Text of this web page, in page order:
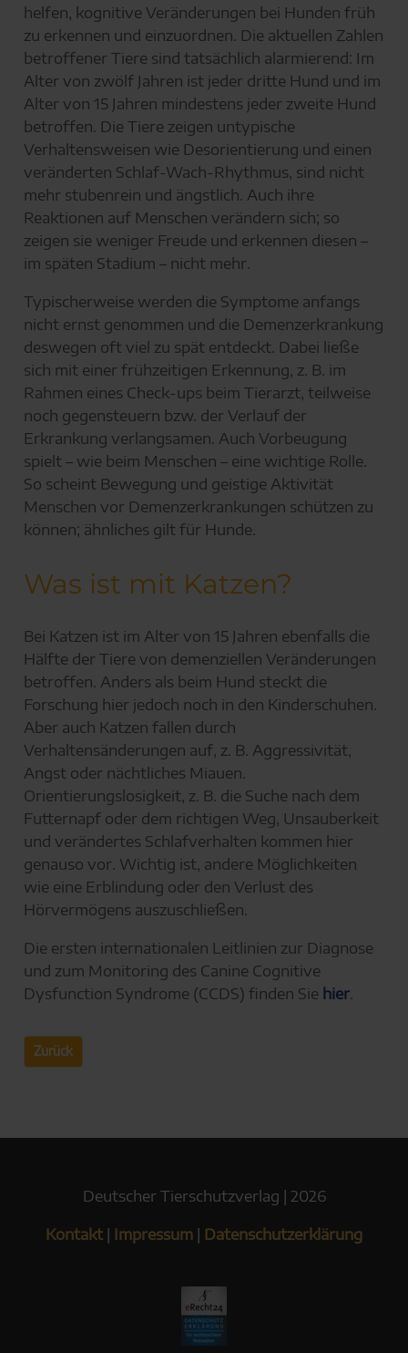
helfen, kognitive Veränderungen bei Hunden früh
zu erkennen und einzuordnen. Die aktuellen Zahlen
betroffener Tiere sind tatsächlich alarmierend: Im
Alter von zwölf Jahren ist jeder dritte Hund und im
Alter von 15 Jahren mindestens jeder zweite Hund
betroffen. Die Tiere zeigen untypische
Verhaltensweisen wie Desorientierung und einen
veränderten Schlaf-Wach-Rhythmus, sind nicht
mehr stubenrein und ängstlich. Auch ihre
Reaktionen auf Menschen verändern sich; so
zeigen sie weniger Freude und erkennen diesen –
im späten Stadium – nicht mehr.
Typischerweise werden die Symptome anfangs
nicht ernst genommen und die Demenzerkrankung
deswegen oft viel zu spät entdeckt. Dabei ließe
sich mit einer frühzeitigen Erkennung, z. B. im
Rahmen eines Check-ups beim Tierarzt, teilweise
noch gegensteuern bzw. der Verlauf der
Erkrankung verlangsamen. Auch Vorbeugung
spielt – wie beim Menschen – eine wichtige Rolle.
So scheint Bewegung und geistige Aktivität
Menschen vor Demenzerkrankungen schützen zu
können; ähnliches gilt für Hunde.
Was ist mit Katzen?
Bei Katzen ist im Alter von 15 Jahren ebenfalls die
Hälfte der Tiere von demenziellen Veränderungen
betroffen. Anders als beim Hund steckt die
Forschung hier jedoch noch in den Kinderschuhen.
Aber auch Katzen fallen durch
Verhaltensänderungen auf, z. B. Aggressivität,
Angst oder nächtliches Miauen.
Orientierungslosigkeit, z. B. die Suche nach dem
Futternapf oder dem richtigen Weg, Unsauberkeit
und verändertes Schlafverhalten kommen hier
genauso vor. Wichtig ist, andere Möglichkeiten
wie eine Erblindung oder den Verlust des
Hörvermögens auszuschließen.
Die ersten internationalen Leitlinien zur Diagnose
und zum Monitoring des Canine Cognitive
Dysfunction Syndrome (CCDS) finden Sie hier.
Zurück
Deutscher Tierschutzverlag | 2026
Kontakt | Impressum | Datenschutzerklärung